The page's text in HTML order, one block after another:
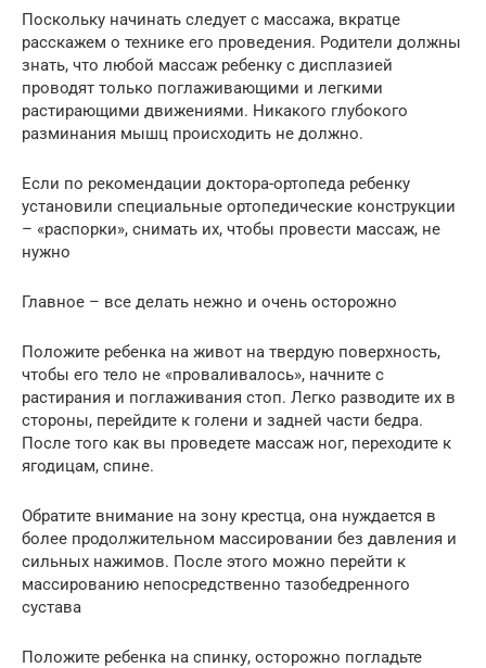
Поскольку начинать следует с массажа, вкратце
расскажем о технике его проведения. Родители должны
знать, что любой массаж ребенку с дисплазией
проводят только поглаживающими и легкими
растирающими движениями. Никакого глубокого
разминания мышц происходить не должно.
Если по рекомендации доктора-ортопеда ребенку
установили специальные ортопедические конструкции
– «распорки», снимать их, чтобы провести массаж, не
нужно
Главное – все делать нежно и очень осторожно
Положите ребенка на живот на твердую поверхность,
чтобы его тело не «проваливалось», начните с
растирания и поглаживания стоп. Легко разводите их в
стороны, перейдите к голени и задней части бедра.
После того как вы проведете массаж ног, переходите к
ягодицам, спине.
Обратите внимание на зону крестца, она нуждается в
более продолжительном массировании без давления и
сильных нажимов. После этого можно перейти к
массированию непосредственно тазобедренного
сустава
Положите ребенка на спинку, осторожно погладьте